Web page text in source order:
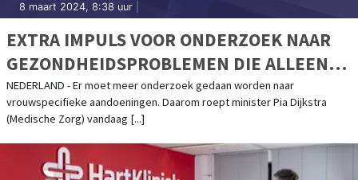
8 maart 2024, 8:38 uur
EXTRA IMPULS VOOR ONDERZOEK NAAR
GEZONDHEIDSPROBLEMEN DIE ALLEEN
VROUWEN HEBBEN
NEDERLAND - Er moet meer onderzoek gedaan worden naar
vrouwspecifieke aandoeningen. Daarom roept minister Pia Dijkstra
(Medische Zorg) vandaag [...]